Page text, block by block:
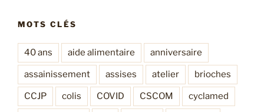
MOTS CLÉS
40 ans aide alimentaire anniversaire
assainissement assises atelier brioches
CCJP colis COVID CSCOM cyclamed